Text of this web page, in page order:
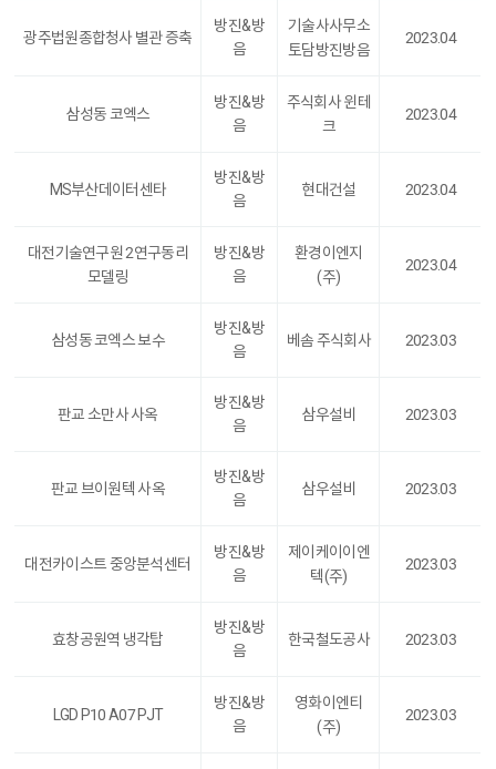
광주법원종합청사 별관 증축
방진&방
음
기술사사무소
토담방진방음
2023.04
삼성동 코엑스
방진&방
음
주식회사 윈테
크
2023.04
MS부산데이터센타
방진&방
음
현대건설 2023.04
대전기술연구원 2연구동리
모델링
방진&방
음
환경이엔지
(주)
2023.04
삼성동 코엑스 보수
방진&방
음
베솜 주식회사 2023.03
판교 소만사 사옥
방진&방
음
삼우설비 2023.03
판교 브이원텍 사옥
방진&방
음
삼우설비 2023.03
대전카이스트 중앙분석센터
방진&방
음
제이케이이엔
텍(주)
2023.03
효창공원역 냉각탑
방진&방
음
한국철도공사 2023.03
LGD P10 A07 PJT
방진&방
음
영화이엔티
(주)
2023.03